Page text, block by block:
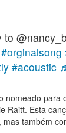
to
#orginalsong
#acoustic
nomeado
Raitt. Esta
também